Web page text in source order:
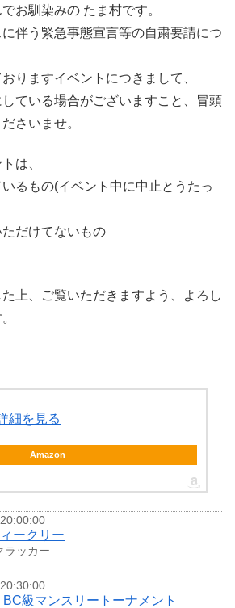
お馴染みの たま村です。
伴う緊急事態宣言等の自粛要請につ
りますイベントにつきまして、
ている場合がございますこと、冒頭
さいませ。
は、
るもの(イベント中に中止とうたっ
だけてないもの
上、ご覧いただきますよう、よろし
細を見る
Amazon
ークリー
ラッカー
級マンスリートーナメント